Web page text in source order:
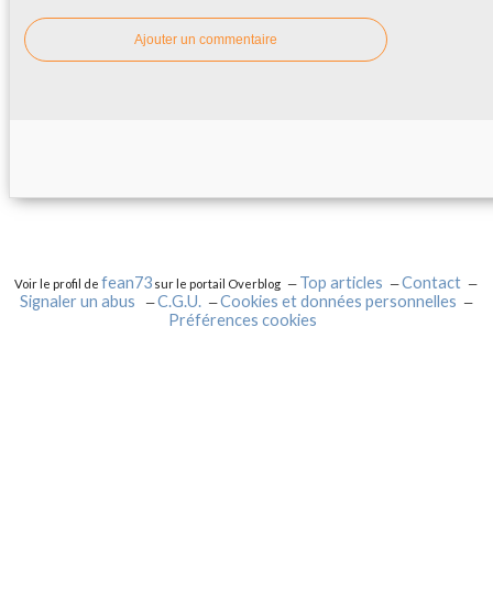
Ajouter un commentaire
Voir le profil defean73 sur le portail Overblog Top articles
Contact
Signaler un abus
C.G.U.
Cookies et données personnelles
Préférences cookies